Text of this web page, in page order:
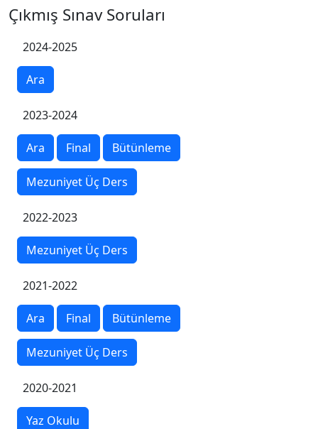
Çıkmış Sınav Soruları
2024-2025
Ara
2023-2024
Ara Final Bütünleme
Mezuniyet Üç Ders
2022-2023
Mezuniyet Üç Ders
2021-2022
Ara Final Bütünleme
Mezuniyet Üç Ders
2020-2021
Yaz Okulu